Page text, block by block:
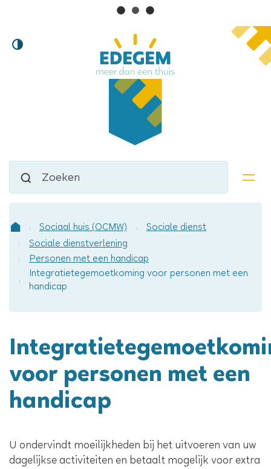
Naar
inhoud
Hoog
Lokaal
kunnen
helpen?
Zoeken
Startpagina
Sociaal huis (OCMW)
Sociale dienst
Sociale dienstverlening
Personen met een handicap
Integratietegemoetkoming voor personen met een
handicap
voor personen met een
handicap
Inhoud
U ondervindt moeilijkheden bij het uitvoeren van uw
dagelijkse activiteiten en betaalt mogelijk voor extra